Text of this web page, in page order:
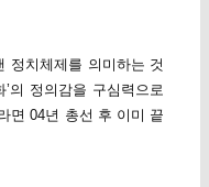
정치체제를 의미하는 것
의 정의감을 구심력으로
면 04년 총선 후 이미 끝